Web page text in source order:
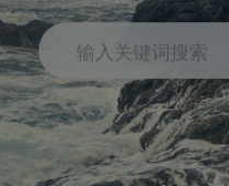
输入关键词搜索